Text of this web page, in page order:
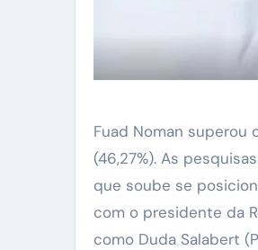
Fuad Noman superou
(46,27%). As
que soube se
com o presidente da
como Duda Salabert